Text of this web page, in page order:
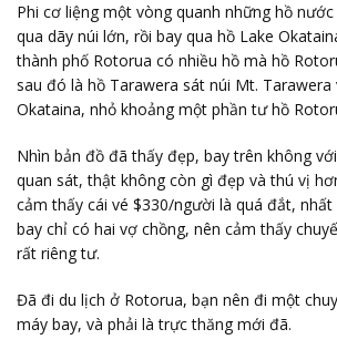
Phi cơ liệng một vòng quanh những hồ
qua dãy núi lớn, rồi bay qua hồ Lake
thành phố Rotorua có nhiều hồ mà hồ
sau đó là hồ Tarawera sát núi Mt. Tarawera
Okataina, nhỏ khoảng một phần tư hồ
Nhìn bản đồ đã thấy đẹp, bay trên không
quan sát, thật không còn gì đẹp và thú vị
cảm thấy cái vé $330/người là quá đắt,
bay chỉ có hai vợ chồng, nên cảm thấy
rất riêng tư.
Đã đi du lịch ở Rotorua, bạn nên đi một
máy bay, và phải là trực thăng mới đã.